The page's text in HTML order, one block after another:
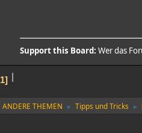
Support this Board: Wer das
|
1
ANDERE THEMEN ► Tipps und Tricks ►